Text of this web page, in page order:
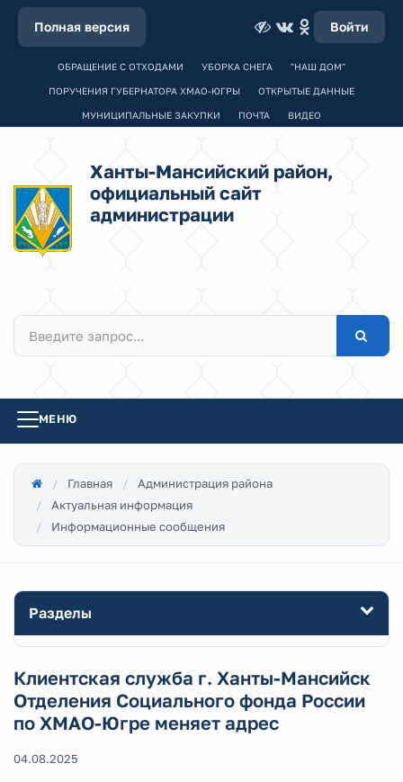
Полная версия Войти
ОБРАЩЕНИЕ С ОТХОДАМИ УБОРКА СНЕГА "НАШ ДОМ"
ПОРУЧЕНИЯ ГУБЕРНАТОРА ХМАО-ЮГРЫ ОТКРЫТЫЕ ДАННЫЕ
МУНИЦИПАЛЬНЫЕ ЗАКУПКИ ПОЧТА ВИДЕО
Ханты-Мансийский район,
официальный сайт
администрации
МЕНЮ
Главная
Администрация района
Актуальная информация
Информационные сообщения
Разделы
Клиентская служба г. Ханты-Мансийск
Отделения Социального фонда России
по ХМАО-Югре меняет адрес
04.08.2025